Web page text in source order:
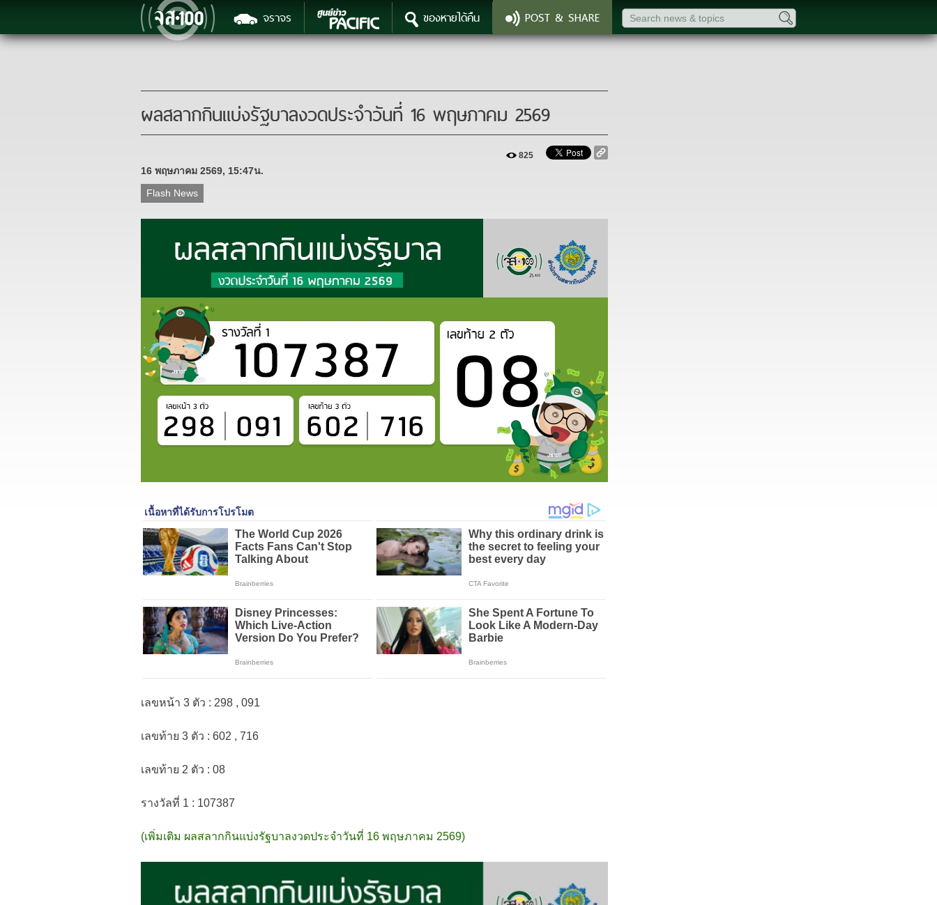
จราจร ของหายได้คืน POST & SHARE
825
ผลสลากกินแบ่งรัฐบาลงวดประจำวันที่ 16 พฤษภาคม 2569
825
16 พฤษภาคม 2569, 15:47น.
Flash News
เลขหน้า 3 ตัว : 298 , 091
เลขท้าย 3 ตัว : 602 , 716
เลขท้าย 2 ตัว : 08
รางวัลที่ 1 : 107387
(เพิ่มเติม ผลสลากกินแบ่งรัฐบาลงวดประจำวันที่ 16 พฤษภาคม 2569)